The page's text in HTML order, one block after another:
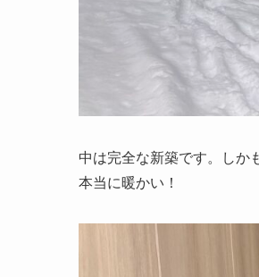
中は完全な新築です。しか
本当に暖かい！